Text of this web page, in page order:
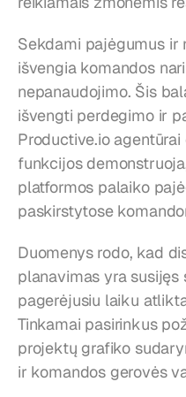
Sekdami pajėgumus ir
išvengia komandos
nepanaudojimo. Šis
išvengti perdegimo ir
Productive.io
funkcijos
platformos palaiko
paskirstytose
Duomenys rodo, kad
planavimas yra
pagerėjusiu laiku
Tinkamai pasirinkus
projektų grafiko
ir komandos gerovės